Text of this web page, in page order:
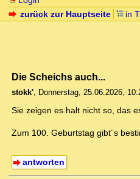
zurück zur Hauptseite
in
Die Scheichs auch...
stokk', Donnerstag, 25.06.2026,
Sie zeigen es halt nicht so, das
Zum 100. Geburtstag gibt´s
antworten